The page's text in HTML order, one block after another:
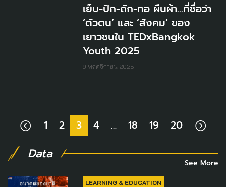
เย็บ-ปัก-ถัก-ทอ ผืนผ้า...ที่ชื่อว่า
‘ตัวตน’ และ ‘สังคม’ ของ
เยาวชนใน TEDxBangkok
Youth 2025
9 พฤศจิกายน 2025
1 2 3 4 … 18 19 20
Data
See More
LEARNING & EDUCATION